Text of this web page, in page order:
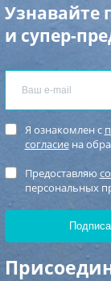
Узнавайте
и супер-
Я ознакомлен с
согласиена
Предоставляю
персональных